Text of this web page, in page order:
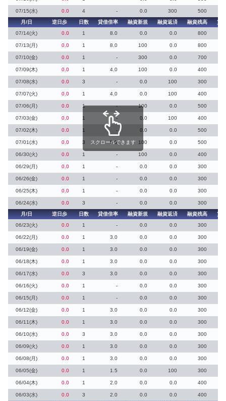
07/15(水) 0.0 4 - 0.0 300
500
月/日
逆日歩 日数 貸借倍率 融資新規 融資返済 融資残高
貸
07/14(火)
0.0 1 8.0 0.0 0.0 800
07/13(月) 0.0 1 8.0 100 0.0 800
07/10(金) 0.0 1 - 300 0.0 700
07/09(木) 0.0 1 4.0 100 0.0 400
07/08(水) 0.0 3 - 0.0 100 300
07/07(火) 0.0 1 4.0 0.0 100 400
07/06(月) 0.0 1 - 100 0.0 500
07/03(金) 0.0 1 - 0.0 100 400
07/02(木) 0.0 1 - 0.0 0.0 500
07/01(水) 0.0 3 5.0 100 0.0 500
06/30(火) 0.0 1 - 100 0.0 400
06/29(月) 0.0 1 - 0.0 0.0 300
06/26(金) 0.0 1 - 0.0 0.0 300
06/25(木) 0.0 1 - 0.0 0.0 300
06/24(水) 0.0 3 - 0.0 0.0
300
月/日
逆日歩 日数 貸借倍率 融資新規 融資返済 融資残高
貸
06/23(火)
0.0 1 - 0.0 0.0 300
06/22(月) 0.0 1 3.0 0.0 0.0 300
06/19(金) 0.0 1 3.0 0.0 0.0 300
06/18(木) 0.0 1 3.0 0.0 0.0 300
06/17(水) 0.0 3 3.0 0.0 0.0 300
06/16(火) 0.0 1 - 0.0 0.0 300
06/15(月) 0.0 1 - 0.0 0.0 300
06/12(金) 0.0 1 3.0 0.0 0.0 300
06/11(木) 0.0 1 3.0 0.0 0.0 300
06/10(水) 0.0 3 3.0 0.0 0.0 300
06/09(火) 0.0 1 3.0 0.0 0.0 300
06/08(月) 0.0 1 3.0 0.0 0.0 300
06/05(金) 0.0 1 1.5 0.0 100 300
06/04(木) 0.0 1 2.0 0.0 0.0 400
06/03(水) 0.0 3 2.0 0.0 0.0
400
スクロールできます